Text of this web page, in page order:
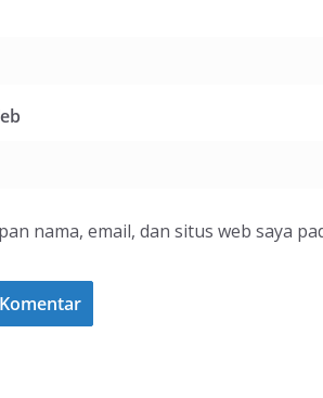
nama, email, dan situs web saya